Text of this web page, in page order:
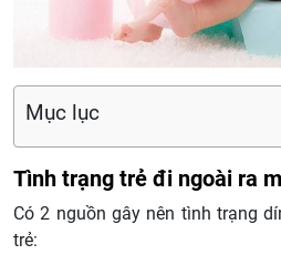
Mục lục
Tình trạng trẻ đi ngoài ra
Có 2 nguồn gây nên tình trạng
trẻ: